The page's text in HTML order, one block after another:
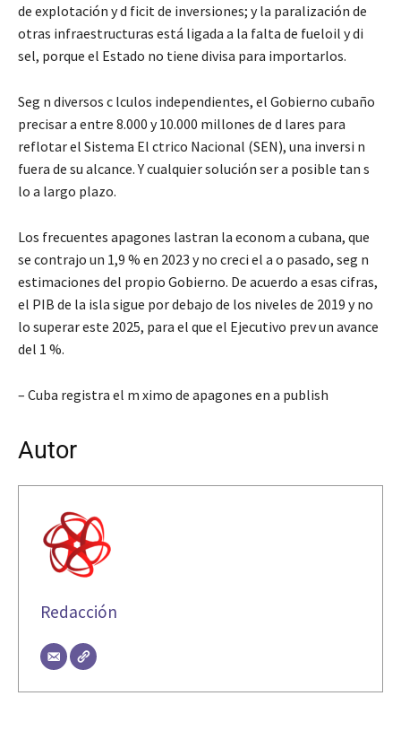
de explotación y d ficit de inversiones; y la paralización de
otras infraestructuras está ligada a la falta de fueloil y di
sel, porque el Estado no tiene divisa para importarlos.
Seg n diversos c lculos independientes, el Gobierno cubaño
precisar a entre 8.000 y 10.000 millones de d lares para
reflotar el Sistema El ctrico Nacional (SEN), una inversi n
fuera de su alcance. Y cualquier solución ser a posible tan s
lo a largo plazo.
Los frecuentes apagones lastran la econom a cubana, que
se contrajo un 1,9 % en 2023 y no creci el a o pasado, seg n
estimaciones del propio Gobierno. De acuerdo a esas cifras,
el PIB de la isla sigue por debajo de los niveles de 2019 y no
lo superar este 2025, para el que el Ejecutivo prev un avance
del 1 %.
– Cuba registra el m ximo de apagones en a publish
Autor
Redacción